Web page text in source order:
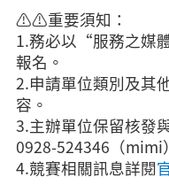
⚠️⚠️重要須知：
1.務必以“服務之媒
報名。
2.申請單位類別及其
容。
3.主辦單位保留核發
0928-524346（
4.競賽相關訊息詳閱